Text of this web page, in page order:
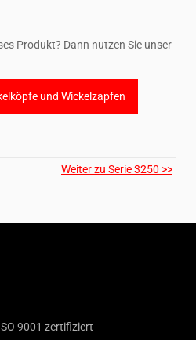
Produkt? Dann nutzen Sie unser
und Wickelzapfen
Weiter zu Serie 3250 >>
9001 zertifiziert